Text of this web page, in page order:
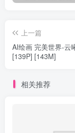
上一篇
AI绘画 完美世界-云
[139P] [143M]
相关推荐